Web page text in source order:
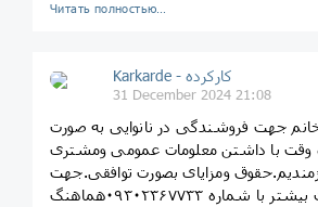
Читать полностью…
Karkarde - کارکرده
31 December 2024 21:08
جهت فروشندگی در نانوایی به صورت
وقت با داشتن معلومات عمومی ومشتری
ومزایای بصورت توافقی.جهت
کسب اطلاعات بیشتر با شماره ۰۹۳۰۲۳۶۷۷۳۳هماهنگ